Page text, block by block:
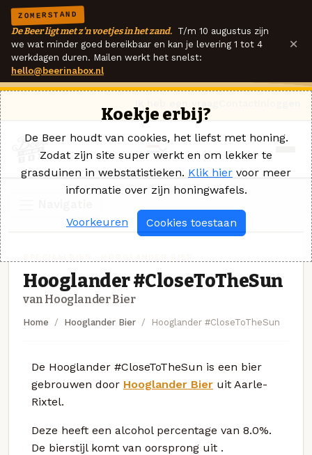
ZOMERSTAND
De Beer ligt met z'n voetjes in het zand. T/m 10 augustus zijn
we wat minder goed bereikbaar en kan je levering 1 tot 4
werkdagen duren. Mailen werkt het snelst:
hello@beerinabox.nl
×
Hooglander #CloseToTheSun
van Hooglander Bier
Home Hooglander Bier Hooglander #CloseToTheSun
De Hooglander #CloseToTheSun is een bier
gebrouwen door Hooglander Bier uit Aarle-
Rixtel.
Deze heeft een alcohol percentage van 8.0%.
De bierstijl komt van oorsprong uit .
Koekje erbij?
De Beer houdt van cookies, het liefst met honing.
Zodat zijn site super werkt en om lekker te
grasduinen in webstatistieken. Klik hier voor meer
informatie over zijn honingwafels.
Voorkeuren Cookies toestaan